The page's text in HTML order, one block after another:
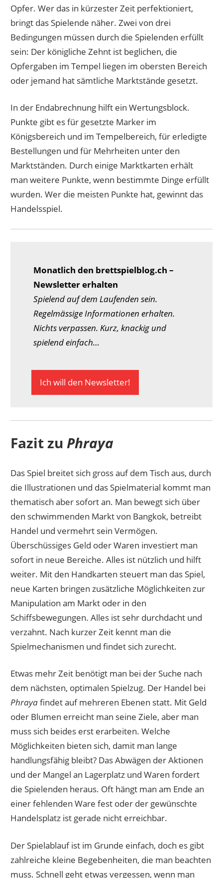
Opfer. Wer das in kürzester Zeit perfektioniert,
bringt das Spielende näher. Zwei von drei
Bedingungen müssen durch die Spielenden erfüllt
sein: Der königliche Zehnt ist beglichen, die
Opfergaben im Tempel liegen im obersten Bereich
oder jemand hat sämtliche Marktstände gesetzt.
In der Endabrechnung hilft ein Wertungsblock.
Punkte gibt es für gesetzte Marker im
Königsbereich und im Tempelbereich, für erledigte
Bestellungen und für Mehrheiten unter den
Marktständen. Durch einige Marktkarten erhält
man weitere Punkte, wenn bestimmte Dinge erfüllt
wurden. Wer die meisten Punkte hat, gewinnt das
Handelsspiel.
Monatlich den brettspielblog.ch –
Newsletter erhalten
Spielend auf dem Laufenden sein.
Regelmässige Informationen erhalten.
Nichts verpassen. Kurz, knackig und
spielend einfach…
Ich will den Newsletter!
Fazit zuPhraya
Das Spiel breitet sich gross auf dem Tisch aus, durch
die Illustrationen und das Spielmaterial kommt man
thematisch aber sofort an. Man bewegt sich über
den schwimmenden Markt von Bangkok, betreibt
Handel und vermehrt sein Vermögen.
Überschüssiges Geld oder Waren investiert man
sofort in neue Bereiche. Alles ist nützlich und hilft
weiter. Mit den Handkarten steuert man das Spiel,
neue Karten bringen zusätzliche Möglichkeiten zur
Manipulation am Markt oder in den
Schiffsbewegungen. Alles ist sehr durchdacht und
verzahnt. Nach kurzer Zeit kennt man die
Spielmechanismen und findet sich zurecht.
Etwas mehr Zeit benötigt man bei der Suche nach
dem nächsten, optimalen Spielzug. Der Handel bei
Phrayafindet auf mehreren Ebenen statt. Mit Geld
oder Blumen erreicht man seine Ziele, aber man
muss sich beides erst erarbeiten. Welche
Möglichkeiten bieten sich, damit man lange
handlungsfähig bleibt? Das Abwägen der Aktionen
und der Mangel an Lagerplatz und Waren fordert
die Spielenden heraus. Oft hängt man am Ende an
einer fehlenden Ware fest oder der gewünschte
Handelsplatz ist gerade nicht erreichbar.
Der Spielablauf ist im Grunde einfach, doch es gibt
zahlreiche kleine Begebenheiten, die man beachten
muss. Schnell geht etwas vergessen, wenn man